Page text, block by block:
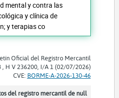
mental y contra las
y clínica de
y terapias co
Oficial del Registro Mercantil
, H V 236200, I/A 1 (02/07/2026)
CVE: BORME-A-2026-130-46
del registro mercantil de null